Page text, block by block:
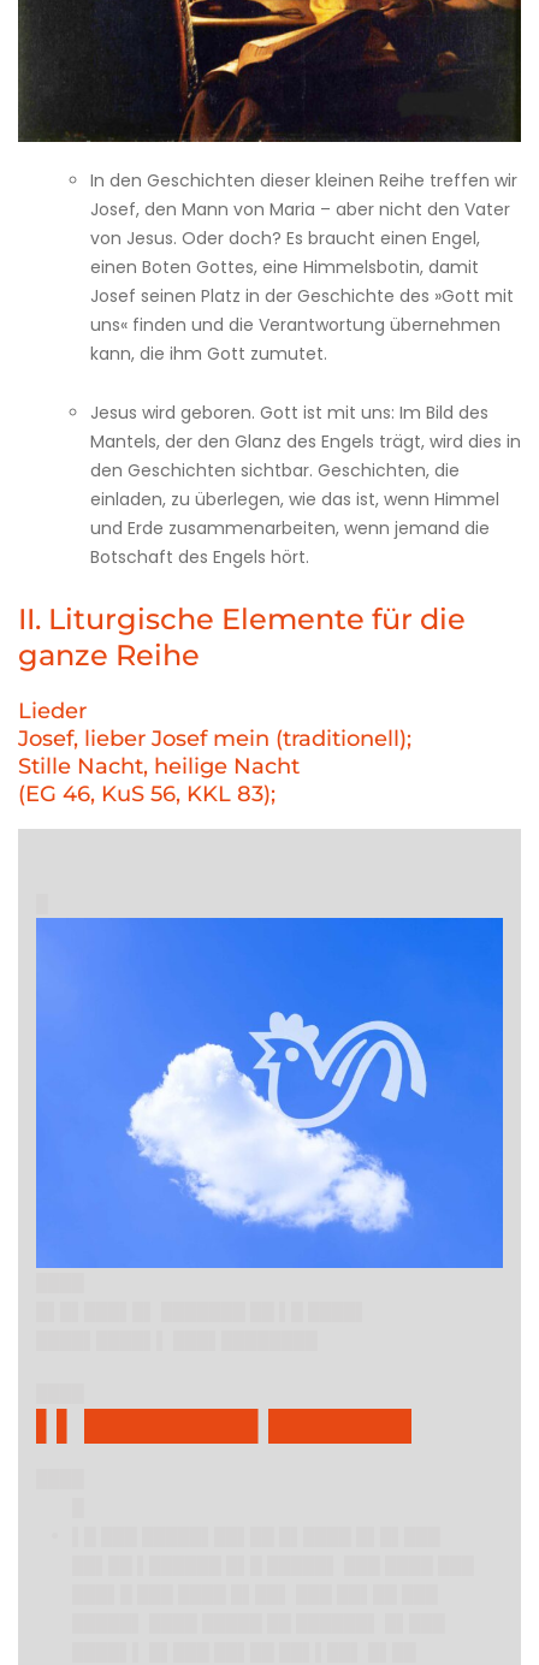
In den Geschichten dieser kleinen Reihe treffen wir
Josef, den Mann von Maria – aber nicht den Vater
von Jesus. Oder doch? Es braucht einen Engel,
einen Boten Gottes, eine Himmelsbotin, damit
Josef seinen Platz in der Geschichte des »Gott mit
uns« finden und die Verantwortung übernehmen
kann, die ihm Gott zumutet.
Jesus wird geboren. Gott ist mit uns: Im Bild des
Mantels, der den Glanz des Engels trägt, wird dies in
den Geschichten sichtbar. Geschichten, die
einladen, zu überlegen, wie das ist, wenn Himmel
und Erde zusammenarbeiten, wenn jemand die
Botschaft des Engels hört.
II. Liturgische Elemente für die
ganze Reihe
Lieder
Josef, lieber Josef mein (traditionell);
Stille Nacht, heilige Nacht
(EG 46, KuS 56, KKL 83);